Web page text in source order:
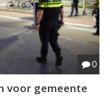
0
voor gemeente